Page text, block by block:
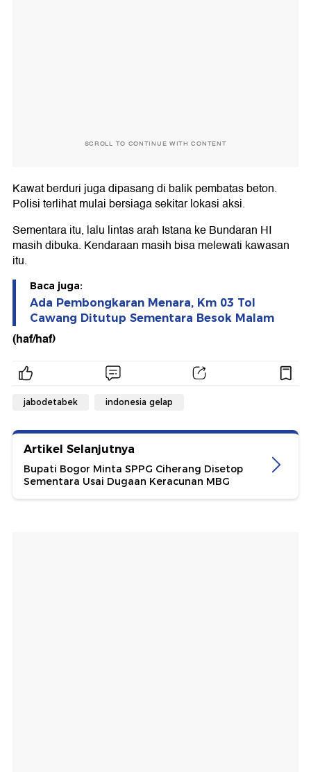
SCROLL TO CONTINUE WITH CONTENT
Kawat berduri juga dipasang di balik pembatas beton.
Polisi terlihat mulai bersiaga sekitar lokasi aksi.
Sementara itu, lalu lintas arah Istana ke Bundaran HI
masih dibuka. Kendaraan masih bisa melewati kawasan
itu.
Baca juga:
Ada Pembongkaran Menara, Km 03 Tol
Cawang Ditutup Sementara Besok Malam
(haf/haf)
jabodetabek indonesia gelap
Artikel Selanjutnya
Bupati Bogor Minta SPPG Ciherang Disetop
Sementara Usai Dugaan Keracunan MBG